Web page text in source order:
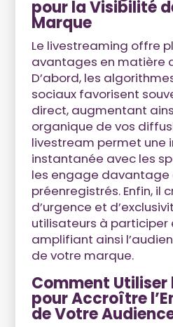
pour la Visibilité
Marque
Le livestreaming offre
avantages en matière
D’abord, les
sociaux favorisent
direct, augmentant
organique de vos
livestream permet une
instantanée avec les
les engage davantage
préenregistrés. Enfin, il
d’urgence et
utilisateurs à participer
amplifiant ainsi
de votre marque.
Comment Utiliser
pour Accroître
de Votre